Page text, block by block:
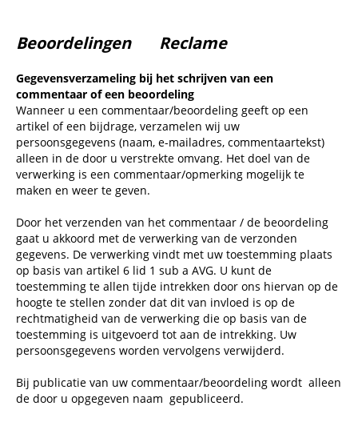
Beoordelingen Reclame
Gegevensverzameling bij het schrijven van een
commentaar of een beoordeling
Wanneer u een commentaar/beoordeling geeft op een
artikel of een bijdrage, verzamelen wij uw
persoonsgegevens (naam, e-mailadres, commentaartekst)
alleen in de door u verstrekte omvang. Het doel van de
verwerking is een commentaar/opmerking mogelijk te
maken en weer te geven.
Door het verzenden van het commentaar / de beoordeling
gaat u akkoord met de verwerking van de verzonden
gegevens. De verwerking vindt met uw toestemming plaats
op basis van artikel 6 lid 1 sub a AVG. U kunt de
toestemming te allen tijde intrekken door ons hiervan op de
hoogte te stellen zonder dat dit van invloed is op de
rechtmatigheid van de verwerking die op basis van de
toestemming is uitgevoerd tot aan de intrekking. Uw
persoonsgegevens worden vervolgens verwijderd.
Bij publicatie van uw commentaar/beoordeling wordt alleen
de door u opgegeven naam gepubliceerd.